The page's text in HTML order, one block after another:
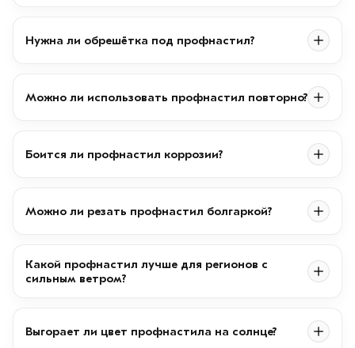
Нужна ли обрешётка под профнастил?
Можно ли использовать профнастил повторно?
Боится ли профнастил коррозии?
Можно ли резать профнастил болгаркой?
Какой профнастил лучше для регионов с
сильным ветром?
Выгорает ли цвет профнастила на солнце?